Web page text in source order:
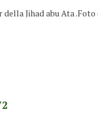
Jihad abu Ata